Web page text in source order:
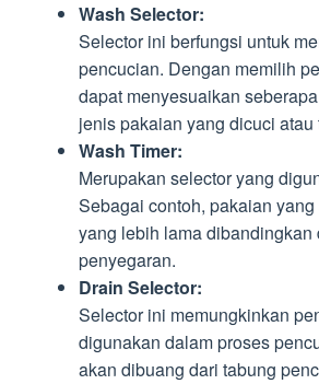
Wash Selector:
Selector ini berfungsi untuk
pencucian. Dengan memilih
dapat menyesuaikan
jenis pakaian yang dicuci
Wash Timer:
Merupakan selector yang
Sebagai contoh, pakaian
yang lebih lama
penyegaran.
Drain Selector:
Selector ini memungkinkan
digunakan dalam proses
akan dibuang dari tabung